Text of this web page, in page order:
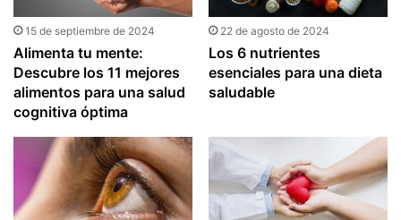
15 de septiembre de 2024
Alimenta tu mente:
Descubre los 11 mejores
alimentos para una salud
cognitiva óptima
22 de agosto de 2024
Los 6 nutrientes
esenciales para una dieta
saludable